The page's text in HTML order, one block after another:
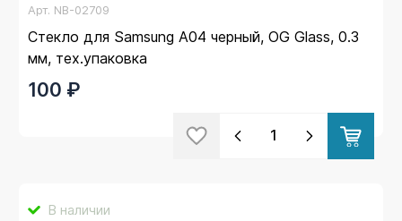
Арт. NB-02709
Стекло для Samsung A04 черный, OG Glass, 0.3
мм, тех.упаковка
100 ₽
В наличии